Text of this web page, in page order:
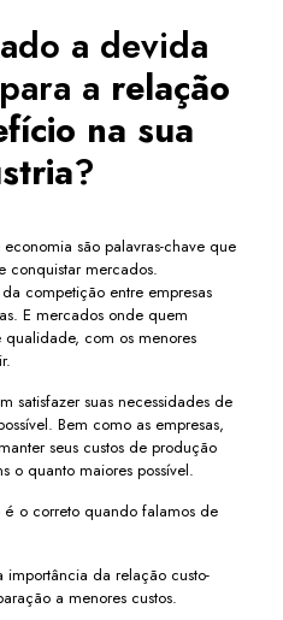
a devida
a relação
na sua
?
são palavras-chave que
conquistar mercados.
competição entre empresas
E mercados onde quem
com os menores
satisfazer suas necessidades de
Bem como as empresas,
seus custos de produção
o quanto maiores possível.
é o correto quando falamos de
importância da relação custo-
a menores custos.